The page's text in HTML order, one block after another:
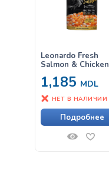
Leonardo Fresh
Salmon & Chicken
1,185 MDL
НЕТ В НАЛИЧИИ
Подробнее